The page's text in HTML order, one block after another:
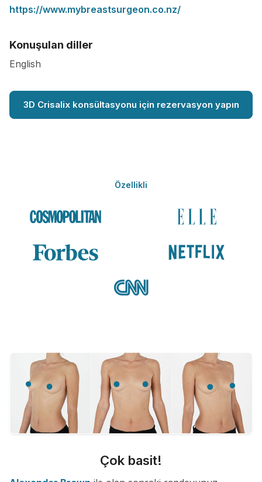
https://www.mybreastsurgeon.co.nz/
Konuşulan diller
English
3D Crisalix konsültasyonu için rezervasyon yapın
Özellikli
Çok basit!